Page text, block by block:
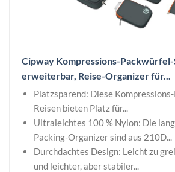
Cipway Kompressions-
erweiterbar, Reise-Organizer für...
Platzsparend: Diese
Reisen bieten Platz für...
Ultraleichtes 100 % Nylon: Die
Packing-Organizer sind aus 210D...
Durchdachtes Design: Leicht zu
und leichter, aber stabiler...